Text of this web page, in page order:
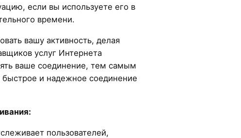
если вы используете его в
времени.
вашу активность, делая
услуг Интернета
ваше соединение, тем самым
быстрое и надежное соединение
пользователей,